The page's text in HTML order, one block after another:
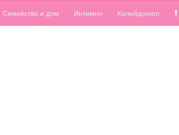
Семейство и дом Интимно Калейдоскоп